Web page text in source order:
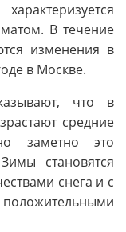
В течение
изменения в
в Москве.
что в
средние
заметно это
становятся
снега и с